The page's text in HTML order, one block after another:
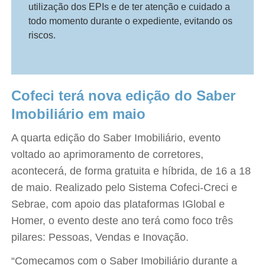
utilização dos EPIs e de ter atenção e cuidado a
todo momento durante o expediente, evitando os
riscos.
Cofeci terá nova edição do Saber
Imobiliário em maio
A quarta edição do Saber Imobiliário, evento
voltado ao aprimoramento de corretores,
acontecerá, de forma gratuita e híbrida, de 16 a 18
de maio. Realizado pelo Sistema Cofeci-Creci e
Sebrae, com apoio das plataformas IGlobal e
Homer, o evento deste ano terá como foco três
pilares: Pessoas, Vendas e Inovação.
“Começamos com o Saber Imobiliário durante a